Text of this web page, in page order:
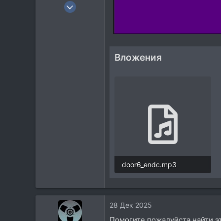
30 Июн 2025
Вложения
door6_endc.mp3
28 Дек 2025